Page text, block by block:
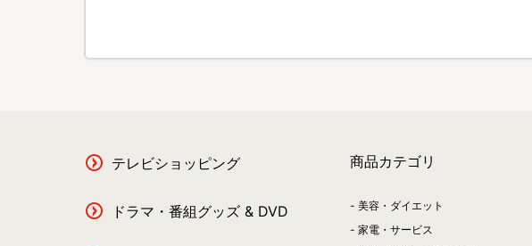
テレビショッピング
ドラマ・番組グッズ & DVD
商品カテゴリ
美容・ダイエット
家電・サービス